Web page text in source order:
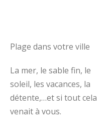
Plage dans votre ville
La mer, le sable fin, le
soleil, les vacances, la
détente,…et si tout cela
venait à vous.